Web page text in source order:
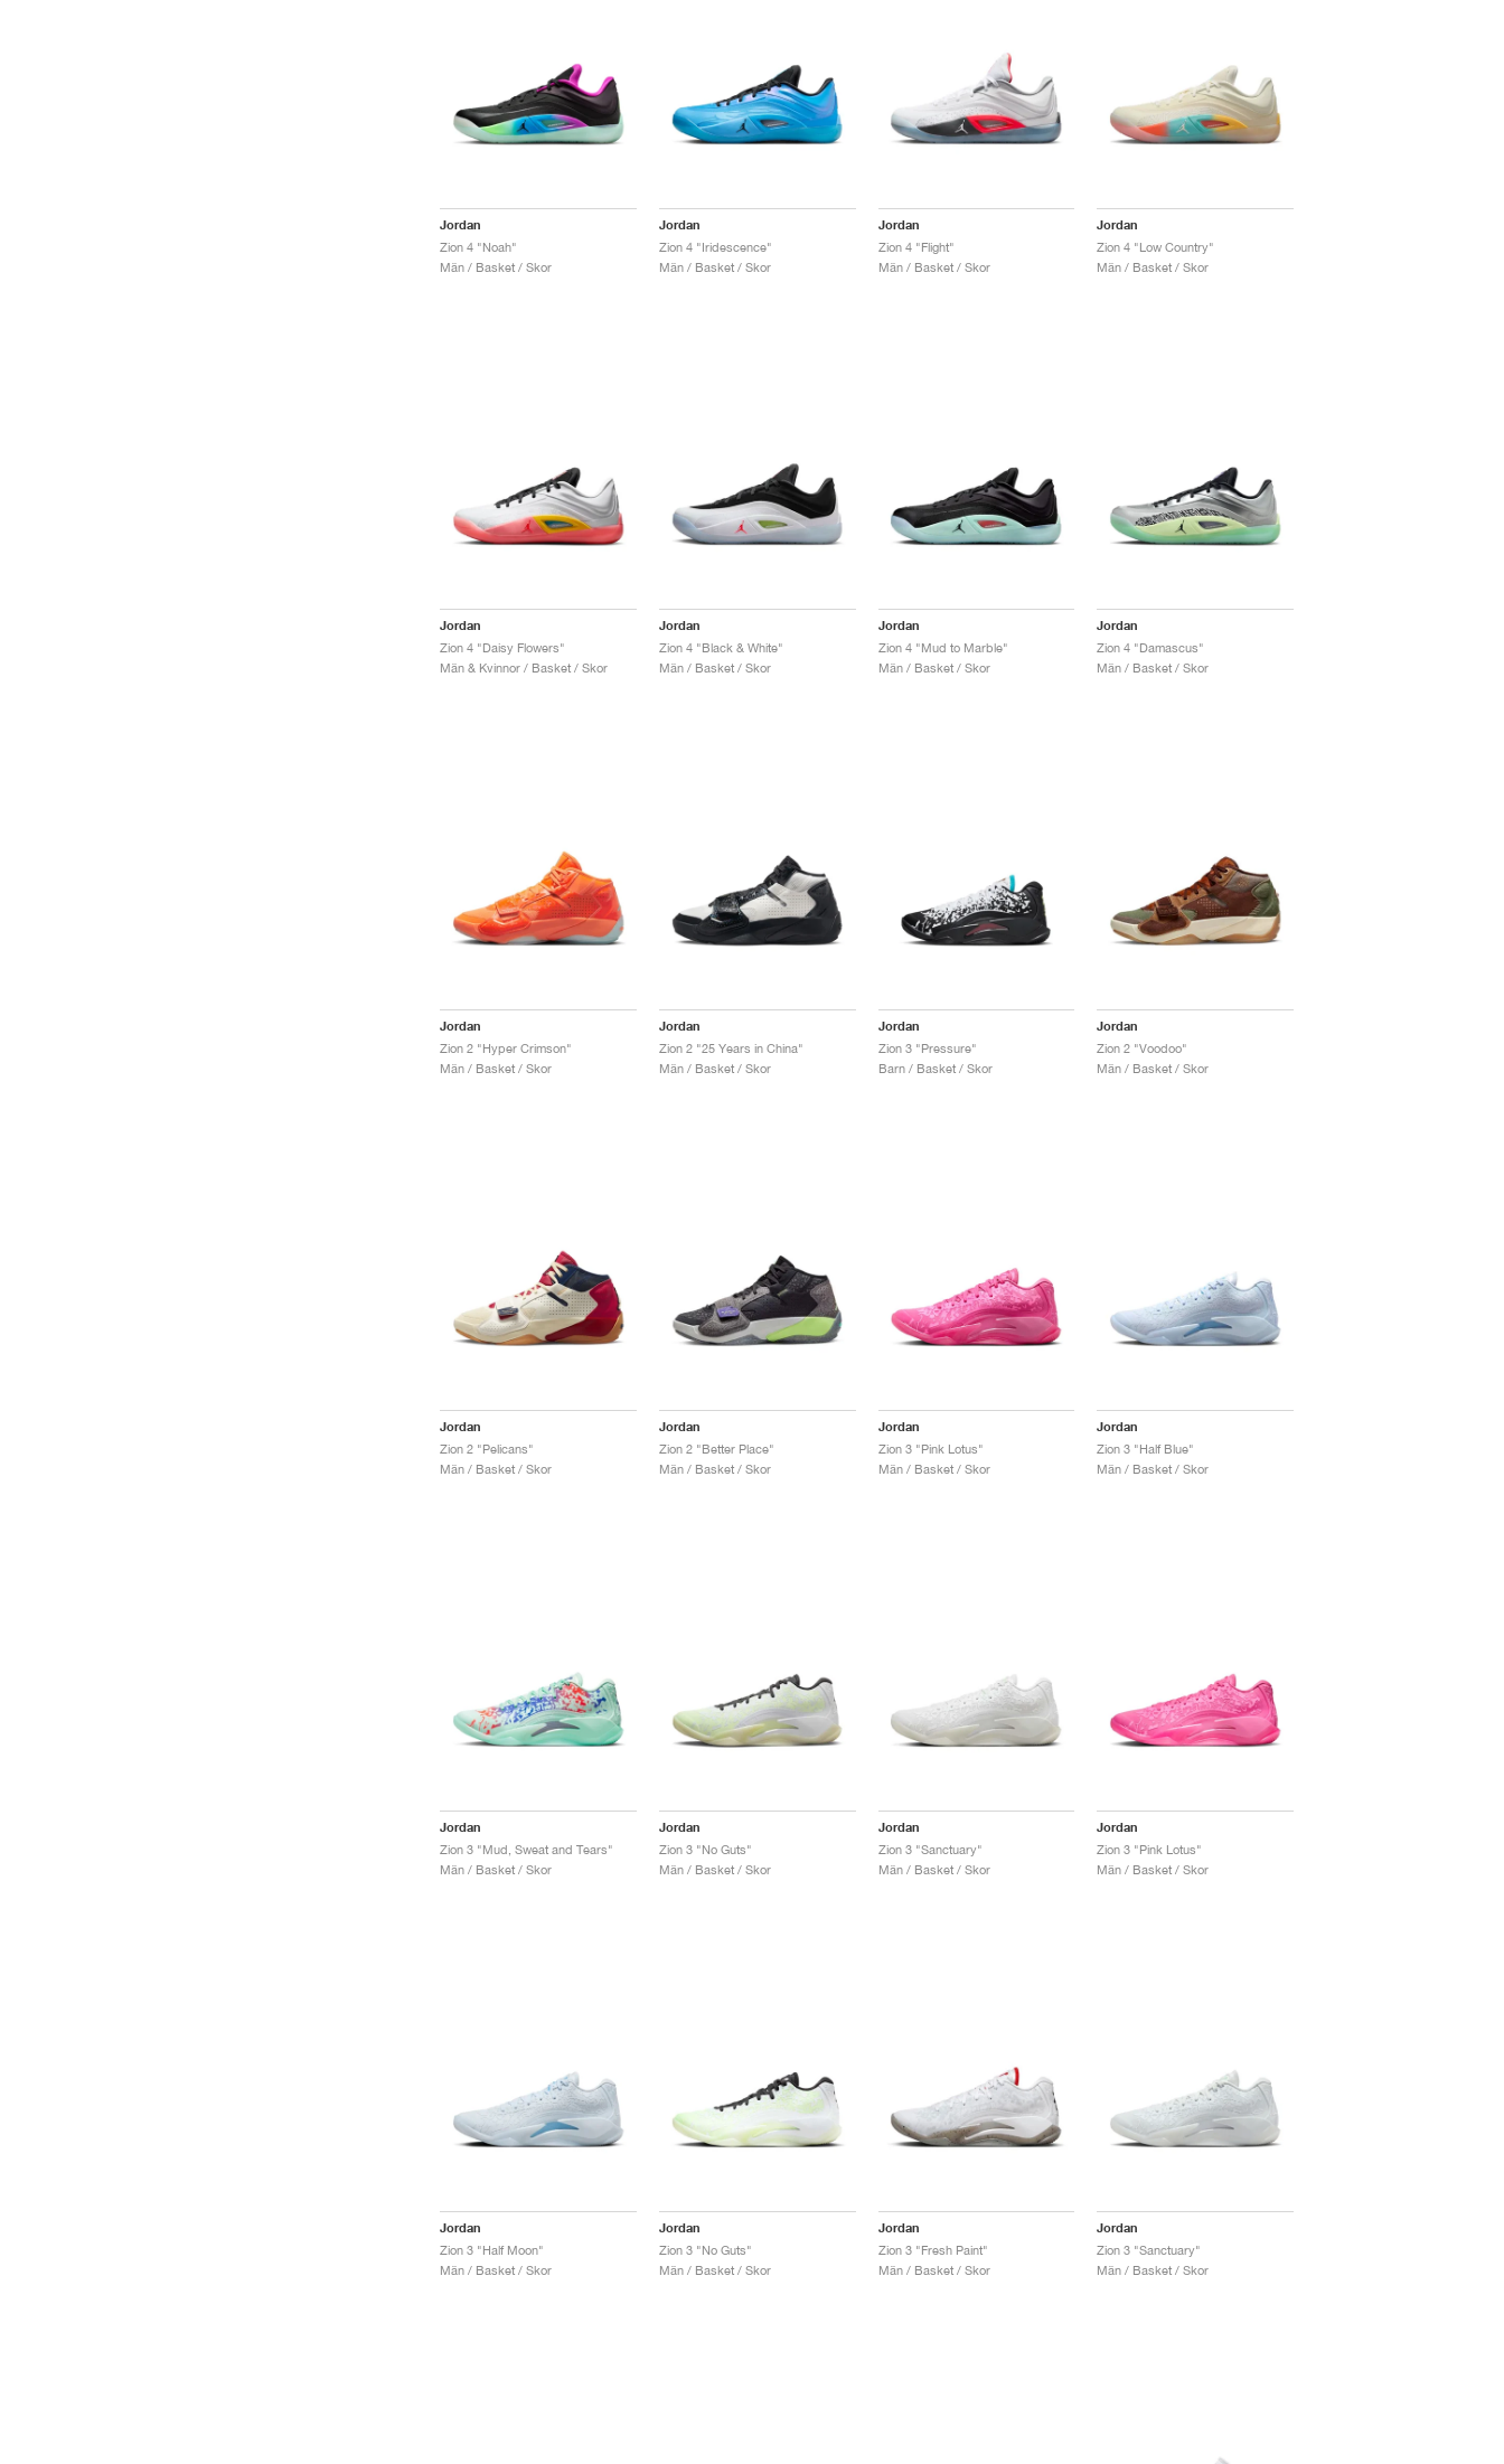
Jordan
Zion 4 "Noah"
Män / Basket / Skor
Jordan
Zion 4 "Iridescence"
Män / Basket / Skor
Jordan
Zion 4 "Flight"
Män / Basket / Skor
Jordan
Zion 4 "Low Country"
Män / Basket / Skor
Jordan
Zion 4 "Daisy Flowers"
Män & Kvinnor / Basket / Skor
Jordan
Zion 4 "Black & White"
Män / Basket / Skor
Jordan
Zion 4 "Mud to Marble"
Män / Basket / Skor
Jordan
Zion 4 "Damascus"
Män / Basket / Skor
Jordan
Zion 2 "Hyper Crimson"
Män / Basket / Skor
Jordan
Zion 2 "25 Years in China"
Män / Basket / Skor
Jordan
Zion 3 "Pressure"
Barn / Basket / Skor
Jordan
Zion 2 "Voodoo"
Män / Basket / Skor
Jordan
Zion 2 "Pelicans"
Män / Basket / Skor
Jordan
Zion 2 "Better Place"
Män / Basket / Skor
Jordan
Zion 3 "Pink Lotus"
Män / Basket / Skor
Jordan
Zion 3 "Half Blue"
Män / Basket / Skor
Jordan
Zion 3 "Mud, Sweat and Tears"
Män / Basket / Skor
Jordan
Zion 3 "No Guts"
Män / Basket / Skor
Jordan
Zion 3 "Sanctuary"
Män / Basket / Skor
Jordan
Zion 3 "Pink Lotus"
Män / Basket / Skor
Jordan
Zion 3 "Half Moon"
Män / Basket / Skor
Jordan
Zion 3 "No Guts"
Män / Basket / Skor
Jordan
Zion 3 "Fresh Paint"
Män / Basket / Skor
Jordan
Zion 3 "Sanctuary"
Män / Basket / Skor